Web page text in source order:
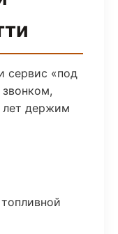
сервис «под
лет держим